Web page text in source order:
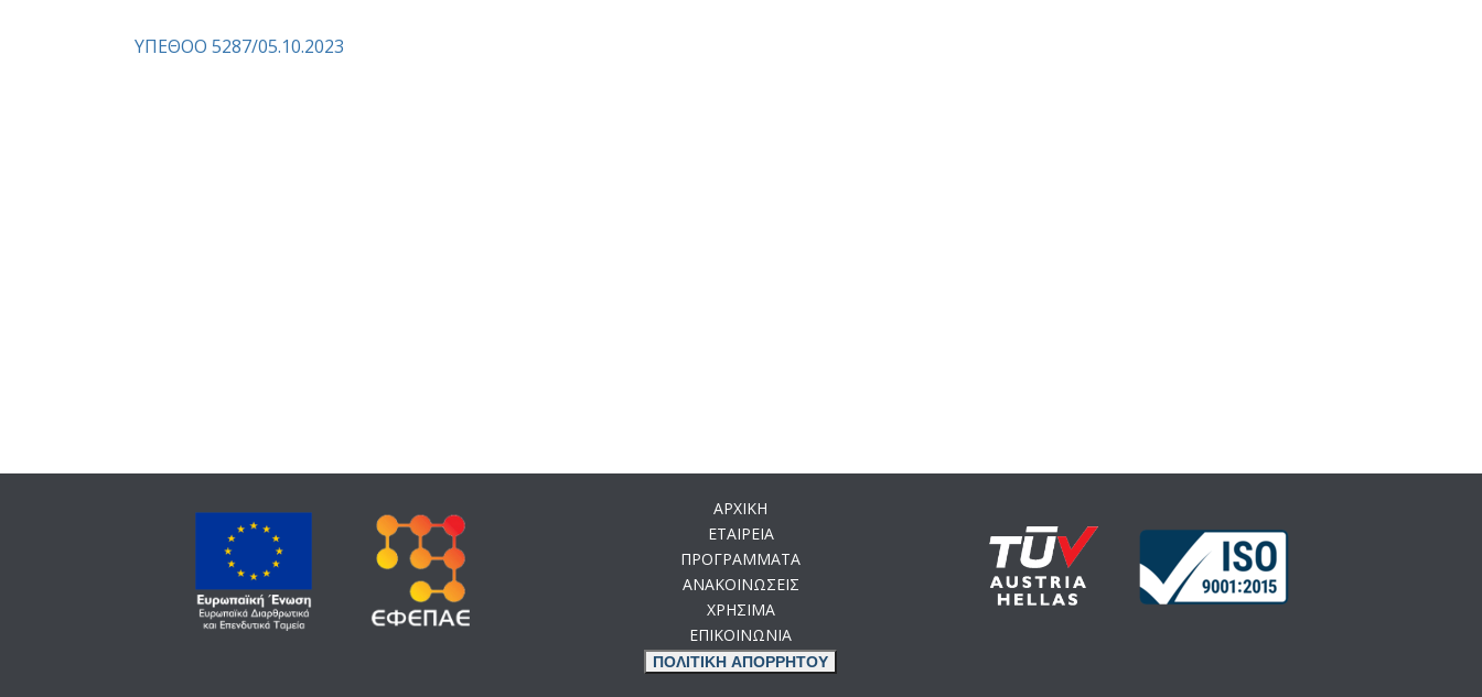
ΥΠΕΘΟΟ 5287/05.10.2023
ΑΡΧΙΚΗ
ΕΤΑΙΡΕΙΑ
ΠΡΟΓΡΑΜΜΑΤΑ
ΑΝΑΚΟΙΝΩΣΕΙΣ
ΧΡΗΣΙΜΑ
ΕΠΙΚΟΙΝΩΝΙΑ
ΠΟΛΙΤΙΚΗ ΑΠΟΡΡΗΤΟΥ